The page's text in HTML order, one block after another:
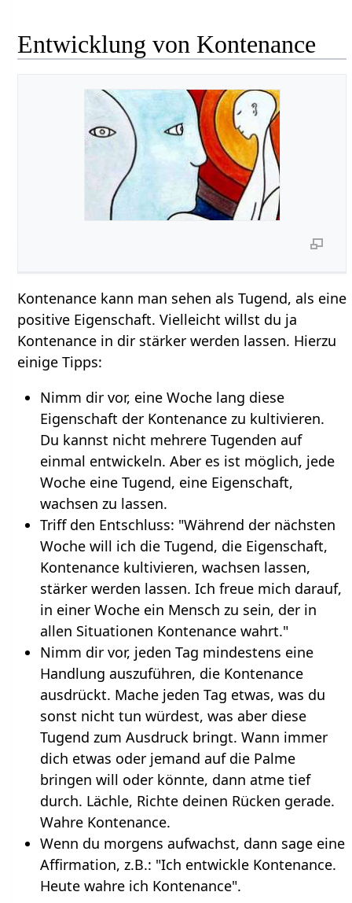
Entwicklung von Kontenance
Kontenance kann man sehen als Tugend, als eine
positive Eigenschaft. Vielleicht willst du ja
Kontenance in dir stärker werden lassen. Hierzu
einige Tipps:
Nimm dir vor, eine Woche lang diese
Eigenschaft der Kontenance zu kultivieren.
Du kannst nicht mehrere Tugenden auf
einmal entwickeln. Aber es ist möglich, jede
Woche eine Tugend, eine Eigenschaft,
wachsen zu lassen.
Triff den Entschluss: "Während der nächsten
Woche will ich die Tugend, die Eigenschaft,
Kontenance kultivieren, wachsen lassen,
stärker werden lassen. Ich freue mich darauf,
in einer Woche ein Mensch zu sein, der in
allen Situationen Kontenance wahrt."
Nimm dir vor, jeden Tag mindestens eine
Handlung auszuführen, die Kontenance
ausdrückt. Mache jeden Tag etwas, was du
sonst nicht tun würdest, was aber diese
Tugend zum Ausdruck bringt. Wann immer
dich etwas oder jemand auf die Palme
bringen will oder könnte, dann atme tief
durch. Lächle, Richte deinen Rücken gerade.
Wahre Kontenance.
Wenn du morgens aufwachst, dann sage eine
Affirmation, z.B.: "Ich entwickle Kontenance.
Heute wahre ich Kontenance".